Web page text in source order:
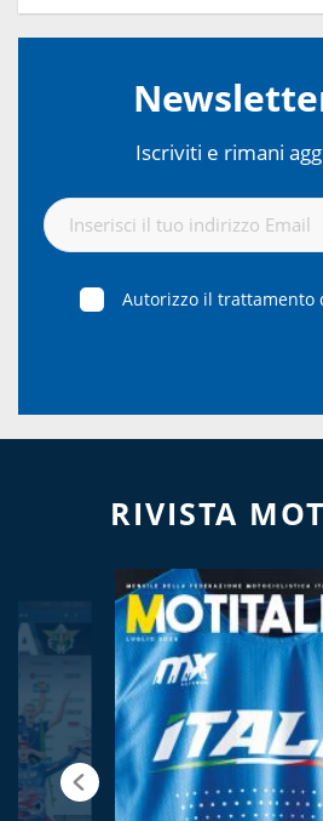
Iscriviti e rimani
Autorizzo il trattamento
RIVISTA